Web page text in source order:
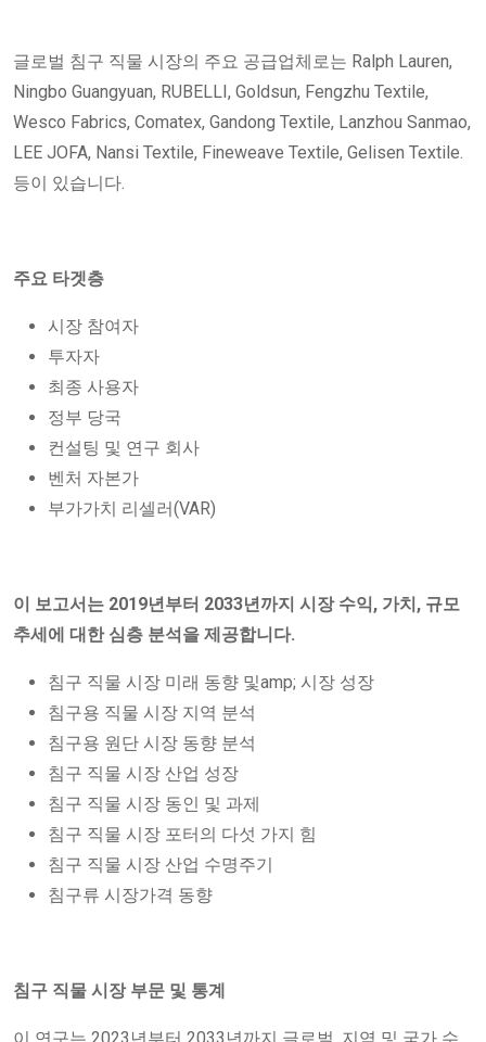
글로벌 침구 직물 시장의 주요 공급업체로는 Ralph Lauren,
Ningbo Guangyuan, RUBELLI, Goldsun, Fengzhu Textile,
Wesco Fabrics, Comatex, Gandong Textile, Lanzhou Sanmao,
LEE JOFA, Nansi Textile, Fineweave Textile, Gelisen Textile.
등이 있습니다.
주요 타겟층
시장 참여자
투자자
최종 사용자
정부 당국
컨설팅 및 연구 회사
벤처 자본가
부가가치 리셀러(VAR)
이 보고서는 2019년부터 2033년까지 시장 수익, 가치, 규모
추세에 대한 심층 분석을 제공합니다.
침구 직물 시장 미래 동향 및amp; 시장 성장
침구용 직물 시장 지역 분석
침구용 원단 시장 동향 분석
침구 직물 시장 산업 성장
침구 직물 시장 동인 및 과제
침구 직물 시장 포터의 다섯 가지 힘
침구 직물 시장 산업 수명주기
침구류 시장가격 동향
침구 직물 시장 부문 및 통계